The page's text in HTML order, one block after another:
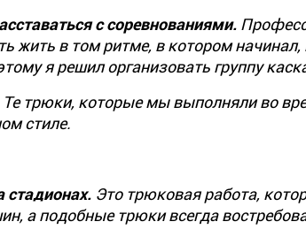
с соревнованиями.
жить в том ритме, в котором начинал,
я решил организовать группу
Те трюки, которые мы выполняли во
стиле.
стадионах. Это трюковая работа,
а подобные трюки всегда